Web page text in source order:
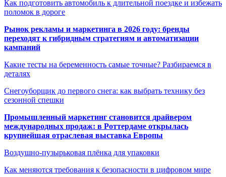
Как подготовить автомобиль к длительной поездке и избежать
поломок в дороге
Рынок рекламы и маркетинга в 2026 году: бренды
переходят к гибридным стратегиям и автоматизации
кампаний
Какие тесты на беременность самые точные? Разбираемся в
деталях
Снегоуборщик до первого снега: как выбрать технику без
сезонной спешки
Промышленный маркетинг становится драйвером
международных продаж: в Роттердаме открылась
крупнейшая отраслевая выставка Европы
Воздушно-пузырьковая плёнка для упаковки
Как меняются требования к безопасности в цифровом мире